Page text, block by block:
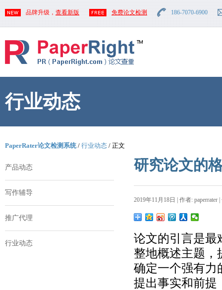
品牌升级， 查看新版 免费论文检测 186-7070-6900
行业动态
PaperRater论文检测系统/ 行业动态 / 正文
产品动态
写作辅导
推广代理
行业动态
研究论文的
2019年11月18日 | 作者: paperrater
论文的引言是最
整地概述主题，
确定一个强有力
提出事实和前提